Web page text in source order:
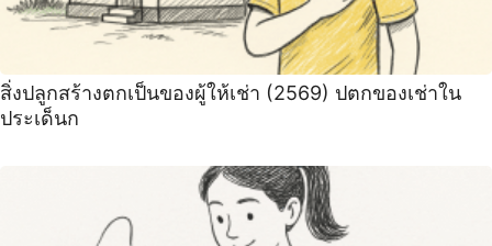
สิ่งปลูกสร้างตกเป็นของผู้ให้เช่า (2569) ปตกของเช่าใน
ประเด็นก